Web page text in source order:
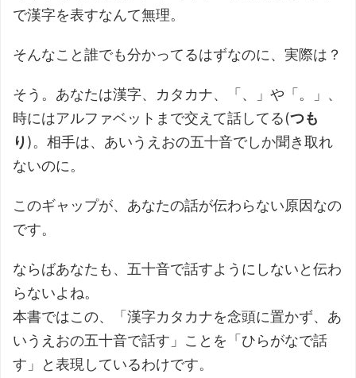
で漢字を表すなんて無理。
そんなこと誰でも分かってるはずなのに、実際は？
そう。あなたは漢字、カタカナ、「、」や「。」、
時にはアルファベットまで交えて話してる(つも
り)。相手は、あいうえおの五十音でしか聞き取れ
ないのに。
このギャップが、あなたの話が伝わらない原因なの
です。
ならばあなたも、五十音で話すようにしないと伝わ
らないよね。
本書ではこの、「漢字カタカナを念頭に置かず、あ
いうえおの五十音で話す」ことを「ひらがなで話
す」と表現しているわけです。